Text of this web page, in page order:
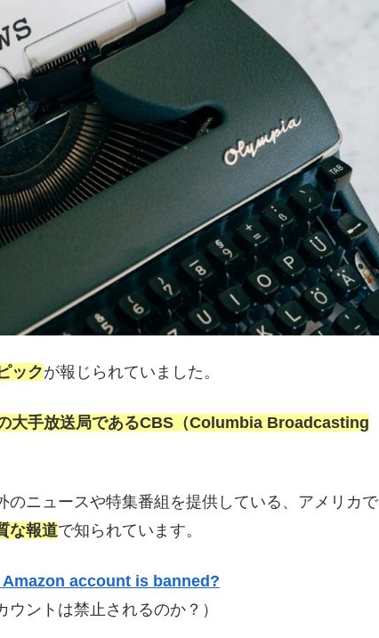
ックが報じられていました。
大手放送局であるCBS（Columbia Broadcasting
ニュースや特集番組を提供している、アメリカで
な報道で知られています。
account is banned?
ントは禁止されるのか？）